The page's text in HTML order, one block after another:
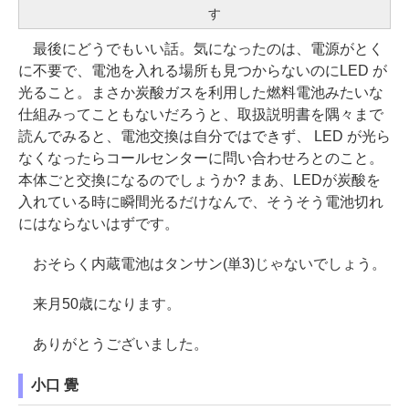
す
最後にどうでもいい話。気になったのは、電源がとく
に不要で、電池を入れる場所も見つからないのにLED が
光ること。まさか炭酸ガスを利用した燃料電池みたいな
仕組みってこともないだろうと、取扱説明書を隅々まで
読んでみると、電池交換は自分ではできず、 LED が光ら
なくなったらコールセンターに問い合わせろとのこと。
本体ごと交換になるのでしょうか? まあ、LEDが炭酸を
入れている時に瞬間光るだけなんで、そうそう電池切れ
にはならないはずです。
おそらく内蔵電池はタンサン(単3)じゃないでしょう。
来月50歳になります。
ありがとうございました。
小口 覺